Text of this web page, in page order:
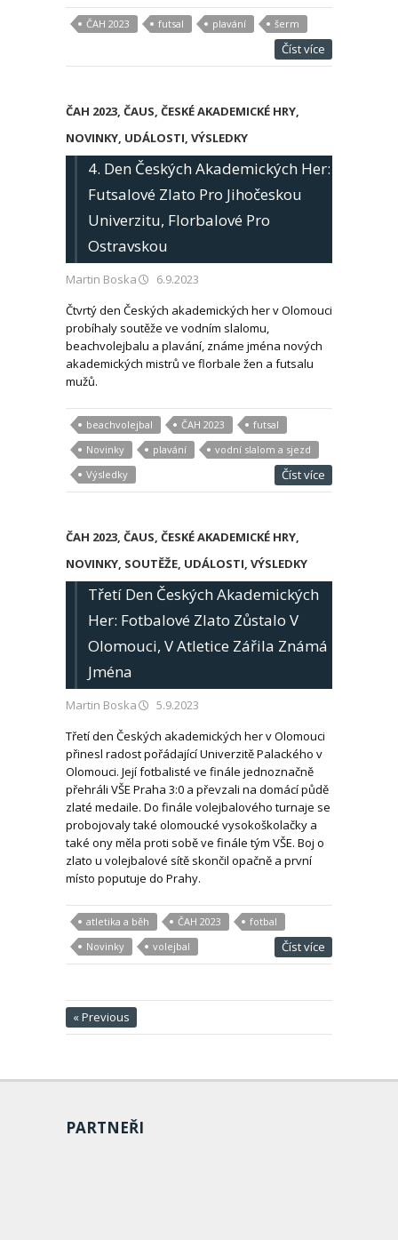
ČAH 2023 futsal plavání šerm
Číst více
ČAH 2023, ČAUS, ČESKÉ AKADEMICKÉ HRY,
NOVINKY, UDÁLOSTI, VÝSLEDKY
4. Den Českých Akademických Her:
Futsalové Zlato Pro Jihočeskou
Univerzitu, Florbalové Pro
Ostravskou
Martin Boska
6.9.2023
Čtvrtý den Českých akademických her v Olomouci
probíhaly soutěže ve vodním slalomu,
beachvolejbalu a plavání, známe jména nových
akademických mistrů ve florbale žen a futsalu
mužů.
beachvolejbal ČAH 2023
futsal
Novinky
plavání
vodní slalom a sjezd
Výsledky
Číst více
ČAH 2023, ČAUS, ČESKÉ AKADEMICKÉ HRY,
NOVINKY, SOUTĚŽE, UDÁLOSTI, VÝSLEDKY
Třetí Den Českých Akademických
Her: Fotbalové Zlato Zůstalo V
Olomouci, V Atletice Zářila Známá
Jména
Martin Boska
5.9.2023
Třetí den Českých akademických her v Olomouci
přinesl radost pořádající Univerzitě Palackého v
Olomouci. Její fotbalisté ve finále jednoznačně
přehráli VŠE Praha 3:0 a převzali na domácí půdě
zlaté medaile. Do finále volejbalového turnaje se
probojovaly také olomoucké vysokoškolačky a
také ony měla proti sobě ve finále tým VŠE. Boj o
zlato u volejbalové sítě skončil opačně a první
místo poputuje do Prahy.
atletika a běh ČAH 2023
fotbal
Novinky
volejbal Číst více
« Previous
PARTNEŘI